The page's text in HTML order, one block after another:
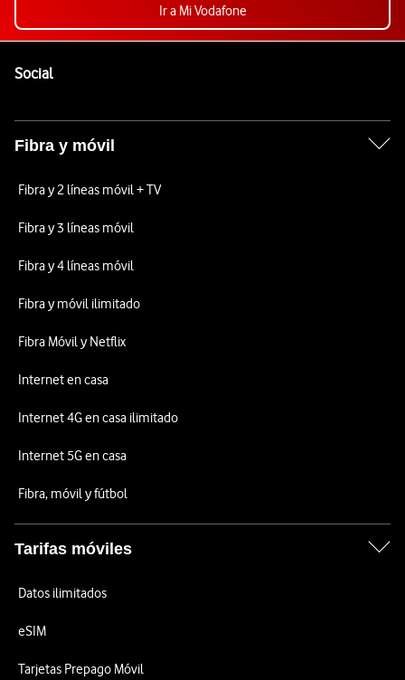
Ir a Mi Vodafone
SocialEnlaces a las redes sociales de Vodafone
Fibra y móvil
Fibra y 2 líneas móvil + TV
Fibra y 3 líneas móvil
Fibra y 4 líneas móvil
Fibra y móvil ilimitado
Fibra Móvil y Netflix
Internet en casa
Internet 4G en casa ilimitado
Internet 5G en casa
Fibra, móvil y fútbol
Tarifas móviles
Datos ilimitados
eSIM
Tarjetas Prepago Móvil